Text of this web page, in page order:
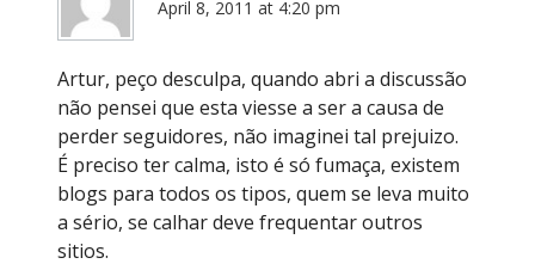
April 8, 2011 at 4:20 pm
Artur, peço desculpa, quando abri a discussão
não pensei que esta viesse a ser a causa de
perder seguidores, não imaginei tal prejuizo.
É preciso ter calma, isto é só fumaça, existem
blogs para todos os tipos, quem se leva muito
a sério, se calhar deve frequentar outros
sitios.